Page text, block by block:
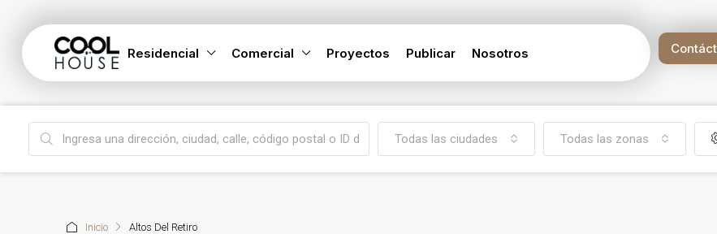
Residencial Comercial Proyectos Publicar Nosotros
Todas las ciudades Todas las zonas
Inicio Altos Del Retiro